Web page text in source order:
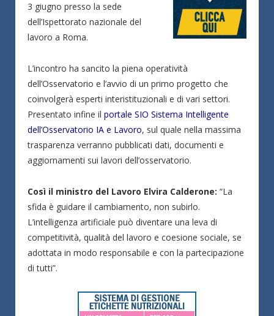
3 giugno presso la sede
dell’Ispettorato nazionale del
lavoro a Roma.
L’incontro ha sancito la piena operatività
dell’Osservatorio e l’avvio di un primo progetto che
coinvolgerà esperti interistituzionali e di vari settori.
Presentato infine il portale SIO Sistema Intelligente
dell’Osservatorio IA e Lavoro, sul quale nella massima
trasparenza verranno pubblicati dati, documenti e
aggiornamenti sui lavori dell’osservatorio.
Così il ministro del Lavoro Elvira Calderone: “La
sfida è guidare il cambiamento, non subirlo.
L’intelligenza artificiale può diventare una leva di
competitività, qualità del lavoro e coesione sociale, se
adottata in modo responsabile e con la partecipazione
di tutti”.